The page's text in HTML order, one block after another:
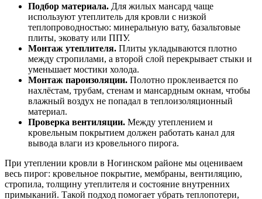
Подбор материала. Для жилых мансард чаще
используют утеплитель для кровли с низкой
теплопроводностью: минеральную вату, базальтовые
плиты, эковату или ППУ.
Монтаж утеплителя. Плиты укладываются плотно
между стропилами, а второй слой перекрывает стыки и
уменьшает мостики холода.
Монтаж пароизоляции. Полотно проклеивается по
нахлёстам, трубам, стенам и мансардным окнам, чтобы
влажный воздух не попадал в теплоизоляционный
материал.
Проверка вентиляции. Между утеплением и
кровельным покрытием должен работать канал для
вывода влаги из кровельного пирога.
При утеплении кровли в Ногинском районе мы оцениваем
весь пирог: кровельное покрытие, мембраны, вентиляцию,
стропила, толщину утеплителя и состояние внутренних
примыканий. Такой подход помогает убрать теплопотери,